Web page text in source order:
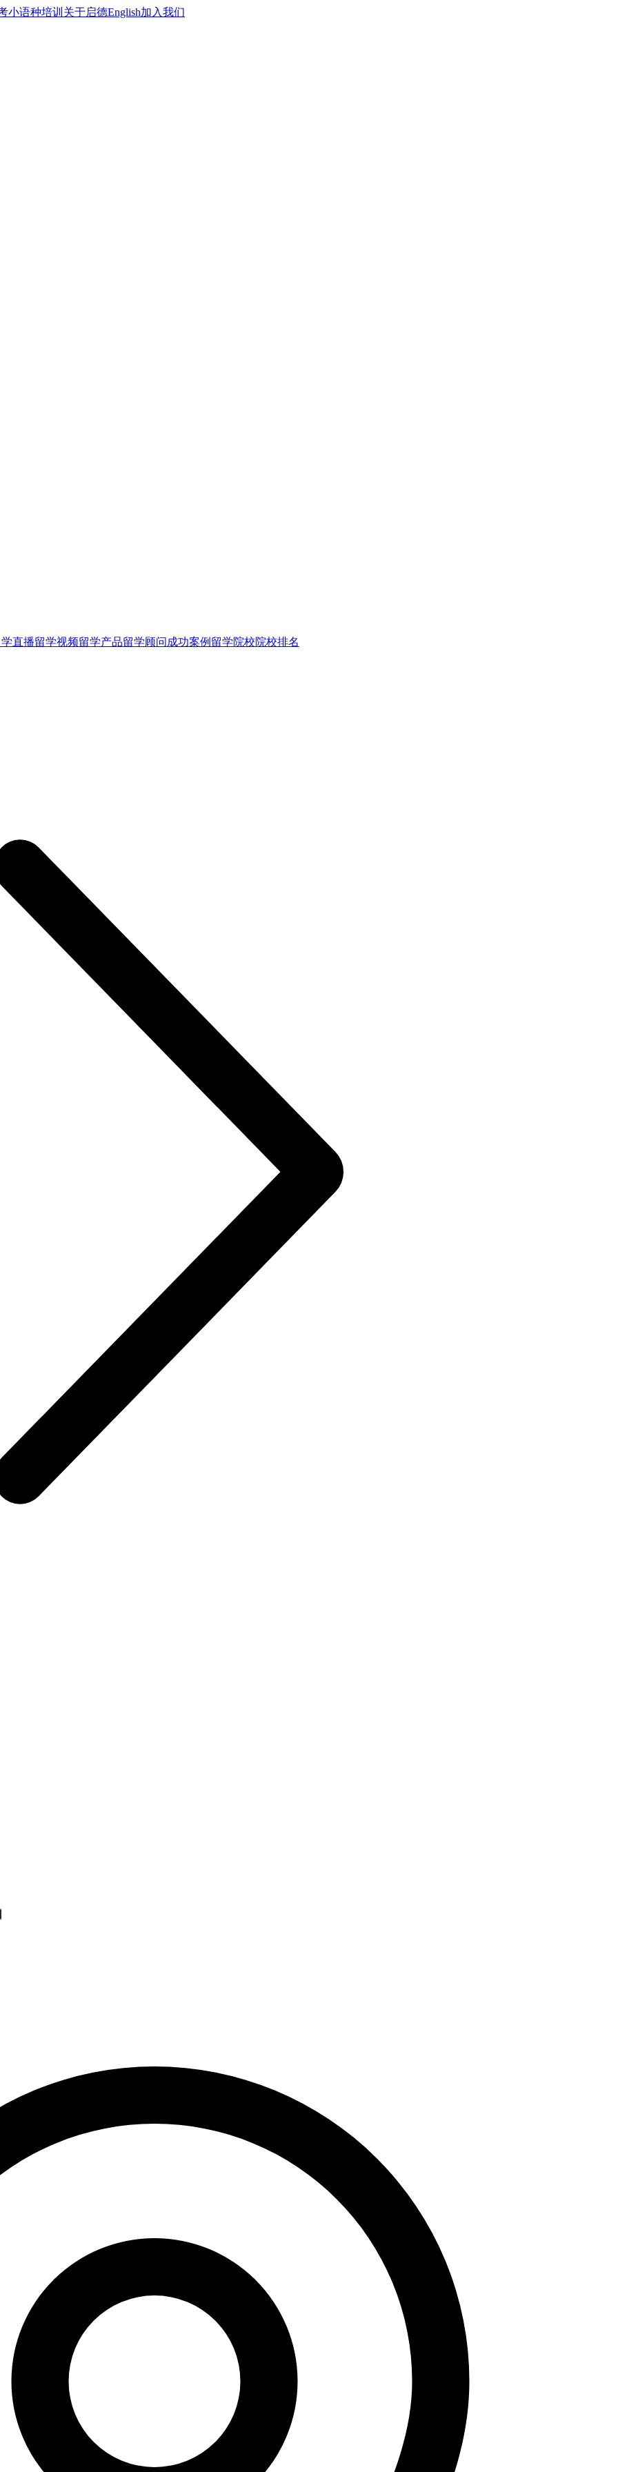
小语种培训 关于启德English加入我们
直播留学视频留学产品留学顾问 成功案例 留学院校院校排名